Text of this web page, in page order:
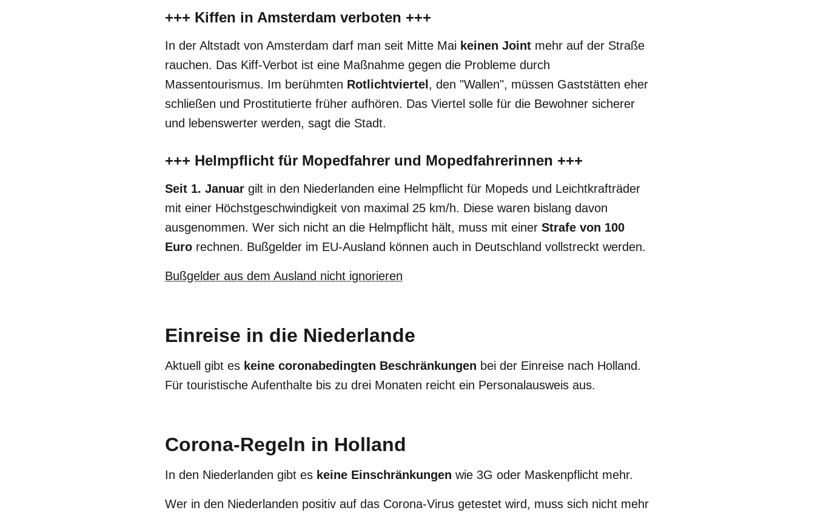
+++ Kiffen in Amsterdam verboten +++
In der Altstadt von Amsterdam darf man seit Mitte Mai keinen Joint mehr auf der Straße
rauchen. Das Kiff-Verbot ist eine Maßnahme gegen die Probleme durch
Massentourismus. Im berühmten Rotlichtviertel , den "Wallen", müssen Gaststätten eher
schließen und Prostitutierte früher aufhören. Das Viertel solle für die Bewohner sicherer
und lebenswerter werden, sagt die Stadt.
+++ Helmpflicht für Mopedfahrer und Mopedfahrerinnen +++
Seit 1. Januar gilt in den Niederlanden eine Helmpflicht für Mopeds und Leichtkrafträder
mit einer Höchstgeschwindigkeit von maximal 25 km/h. Diese waren bislang davon
ausgenommen. Wer sich nicht an die Helmpflicht hält, muss mit einer Strafe von 100
Euro rechnen. Bußgelder im EU-Ausland können auch in Deutschland vollstreckt werden.
Bußgelder aus dem Ausland nicht ignorieren
Einreise in die Niederlande
Aktuell gibt es keine coronabedingten Beschränkungen bei der Einreise nach Holland.
Für touristische Aufenthalte bis zu drei Monaten reicht ein Personalausweis aus.
Corona-Regeln in Holland
In den Niederlanden gibt es keine Einschränkungen wie 3G oder Maskenpflicht mehr.
Wer in den Niederlanden positiv auf das Corona-Virus getestet wird, muss sich nicht mehr